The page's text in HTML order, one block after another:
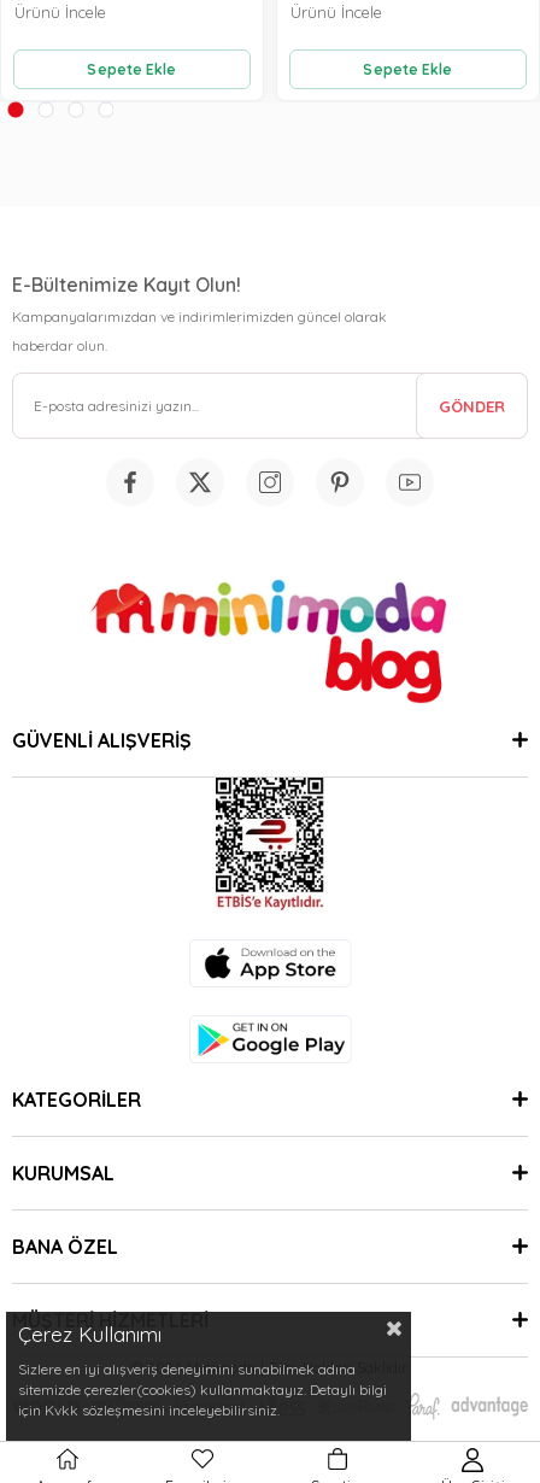
Sepete Ekle
Ürünü İncele
Sepete Ekle
Ürünü İncele
E-Bültenimize Kayıt Olun!
Kampanyalarımızdan ve indirimlerimizden güncel olarak
haberdar olun.
GÖNDER
GÜVENLİ ALIŞVERİŞ
KATEGORİLER
KURUMSAL
BANA ÖZEL
MÜŞTERİ HİZMETLERİ
© 2024 Minimoda | Tüm Hakları Saklıdır.
Çerez Kullanımı
Sizlere en iyi alışveriş deneyimini sunabilmek adına
sitemizde çerezler(cookies) kullanmaktayız. Detaylı bilgi
için Kvkk sözleşmesini inceleyebilirsiniz.